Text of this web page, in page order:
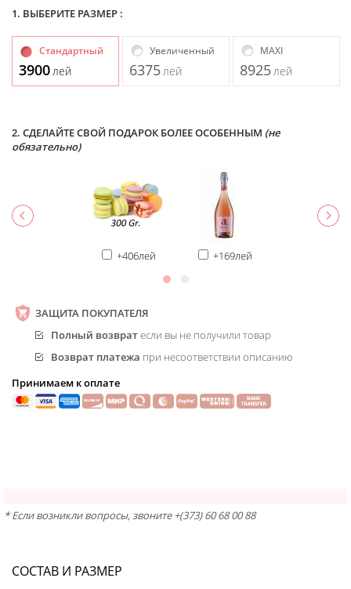
1. ВЫБЕРИТЕ РАЗМЕР :
Стандартный
3900лей
Увеличенный
6375лей
MAXI
8925лей
2. СДЕЛАЙТЕ СВОЙ ПОДАРОК БОЛЕЕ ОСОБЕННЫМ (не
обязательно)
+406лей +169лей
ЗАЩИТА ПОКУПАТЕЛЯ
Полный возвратесли вы не получили товар
Возврат платежа при несоответствии описанию
Принимаем к оплате
* Если возникли вопросы, звоните +(373) 60 68 00 88
СОСТАВ И РАЗМЕР